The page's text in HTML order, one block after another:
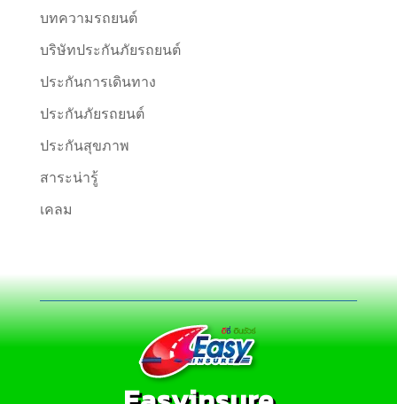
บทความรถยนต์
บริษัทประกันภัยรถยนต์
ประกันการเดินทาง
ประกันภัยรถยนต์
ประกันสุขภาพ
สาระน่ารู้
เคลม